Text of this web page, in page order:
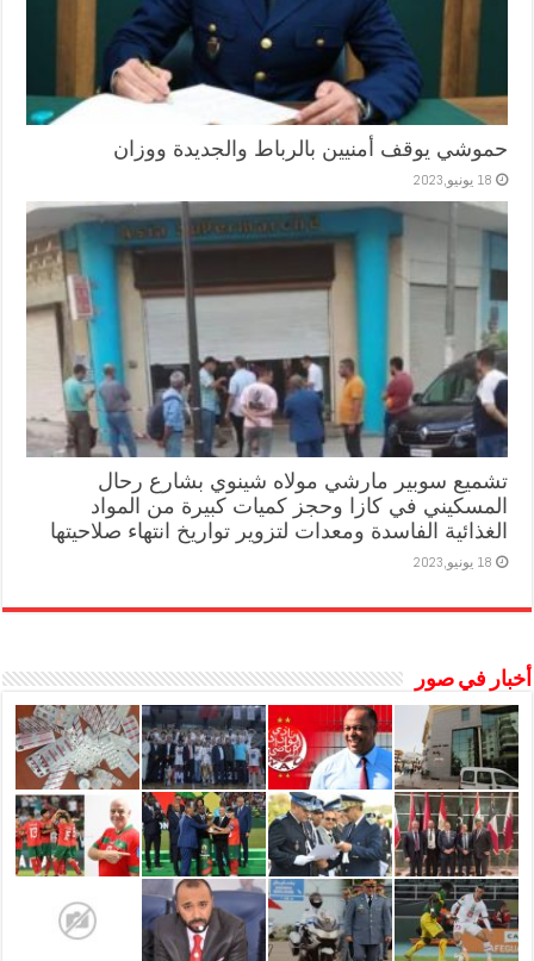
حموشي يوقف أمنيين بالرباط والجديدة ووزان
18 يونيو,2023
تشميع سوبير مارشي مولاه شينوي بشارع رحال
المسكيني في كازا وحجز كميات كبيرة من المواد
الغذائية الفاسدة ومعدات لتزوير تواريخ انتهاء صلاحيتها
18 يونيو,2023
أخبار في صور